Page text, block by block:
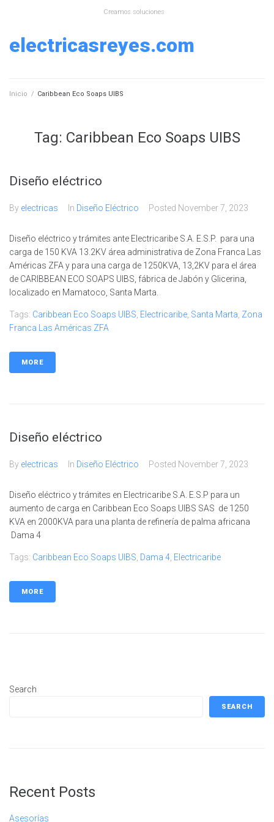
Creamos soluciones
electricasreyes.com
Inicio / Caribbean Eco Soaps UIBS
Tag: Caribbean Eco Soaps UIBS
Diseño eléctrico
By electricas In Diseño Eléctrico Posted November 7, 2023
Diseño eléctrico y trámites ante Electricaribe S.A. E.S.P. para una
carga de 150 KVA 13.2KV área administrativa de Zona Franca Las
Américas ZFA y para una carga de 1250KVA, 13,2KV para el área
de CARIBBEAN ECO SOAPS UIBS, fábrica de Jabón y Glicerina,
localizado en Mamatoco, Santa Marta.
Tags: Caribbean Eco Soaps UIBS Electricaribe Santa Marta Zona
Franca Las Américas ZFA
MORE
Diseño eléctrico
By electricas In Diseño Eléctrico Posted November 7, 2023
Diseño eléctrico y trámites en Electricaribe S.A. E.S.P para un
aumento de carga en Caribbean Eco Soaps UIBS SAS de 1250
KVA en 2000KVA para una planta de refinería de palma africana
Dama 4
Tags: Caribbean Eco Soaps UIBS Dama 4 Electricaribe
MORE
Search
SEARCH
Recent Posts
Asesorías